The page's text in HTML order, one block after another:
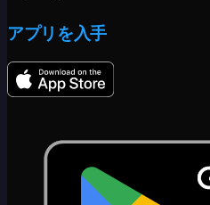
アプリを入手